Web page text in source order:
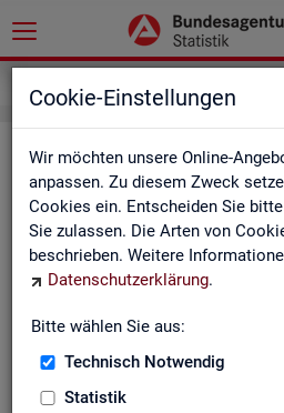
Cookie-Einstellungen
Wir möchten unsere Online-
anpassen. Zu diesem Zweck
Cookies ein. Entscheiden Sie
Sie zulassen. Die Arten von
beschrieben. Weitere
Datenschutzerklärung.
Bitte wählen Sie aus:
Technisch Notwendig
Statistik
News­let­ter
Mit dem mo­nat­li­chen News­let­ter
ver­schie­de­ne The­men und ak­tu­el­le
ak­tu­el­le Be­rich­te, wie z. B. den
neue Ver­öf­fent­li­chun­gen,
Son­der­be­rich­te,